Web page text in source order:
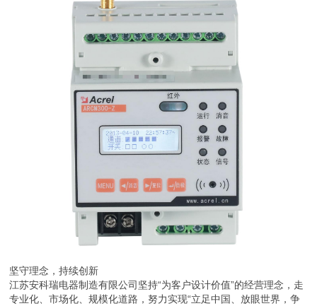
坚守理念，持续创新
江苏安科瑞电器制造有限公司坚持“为客户设计价值”的经营理念，走
专业化、市场化、规模化道路，努力实现“立足中国、放眼世界，争